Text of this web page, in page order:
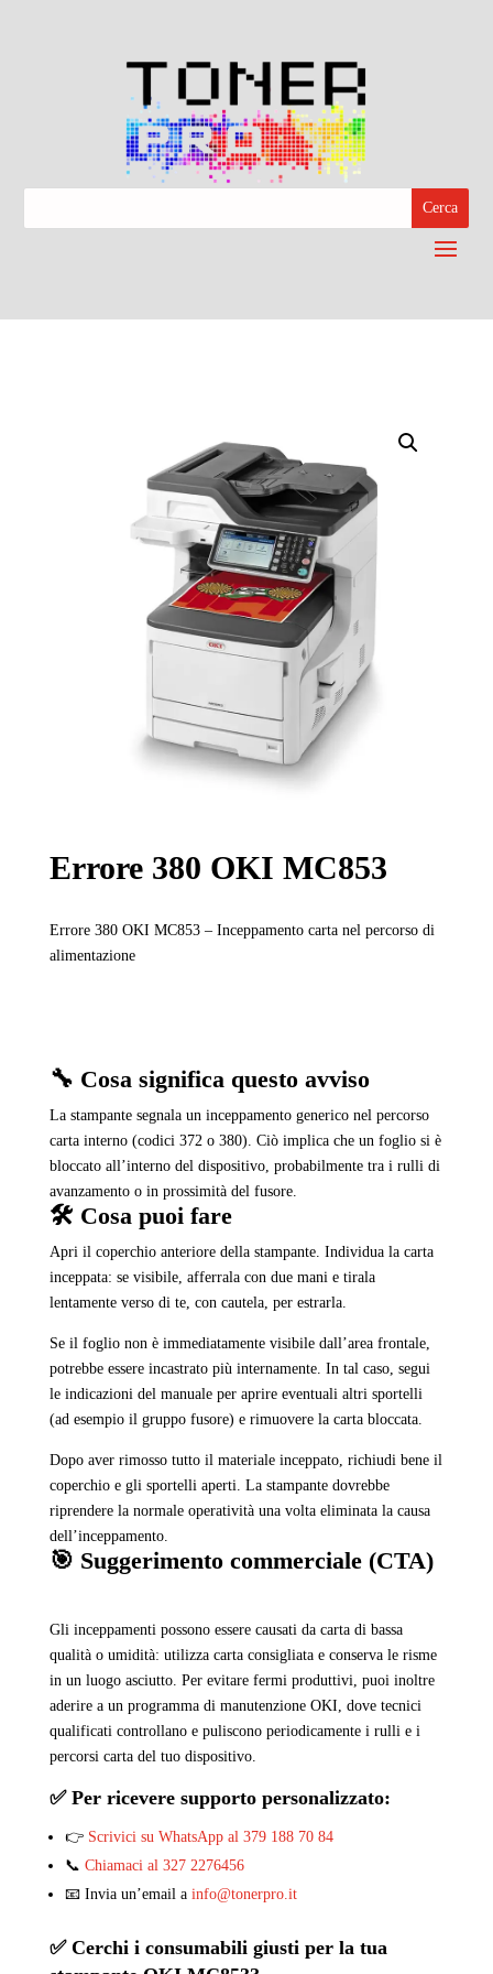
Errore 380 OKI MC853
Errore 380 OKI MC853 – Inceppamento carta nel percorso di
alimentazione
🔧 Cosa significa questo avviso
La stampante segnala un inceppamento generico nel percorso
carta interno (codici 372 o 380). Ciò implica che un foglio si è
bloccato all’interno del dispositivo, probabilmente tra i rulli di
avanzamento o in prossimità del fusore.
🛠️ Cosa puoi fare
Apri il coperchio anteriore della stampante. Individua la carta
inceppata: se visibile, afferrala con due mani e tirala
lentamente verso di te, con cautela, per estrarla.
Se il foglio non è immediatamente visibile dall’area frontale,
potrebbe essere incastrato più internamente. In tal caso, segui
le indicazioni del manuale per aprire eventuali altri sportelli
(ad esempio il gruppo fusore) e rimuovere la carta bloccata.
Dopo aver rimosso tutto il materiale inceppato, richiudi bene il
coperchio e gli sportelli aperti. La stampante dovrebbe
riprendere la normale operatività una volta eliminata la causa
dell’inceppamento.
🎯 Suggerimento commerciale (CTA)
Gli inceppamenti possono essere causati da carta di bassa
qualità o umidità: utilizza carta consigliata e conserva le risme
in un luogo asciutto. Per evitare fermi produttivi, puoi inoltre
aderire a un programma di manutenzione OKI, dove tecnici
qualificati controllano e puliscono periodicamente i rulli e i
percorsi carta del tuo dispositivo.
✅ Per ricevere supporto personalizzato:
👉 Scrivici su WhatsApp al 379 188 70 84
📞 Chiamaci al 327 2276456
📧 Invia un’email a info@tonerpro.it
✅ Cerchi i consumabili giusti per la tua